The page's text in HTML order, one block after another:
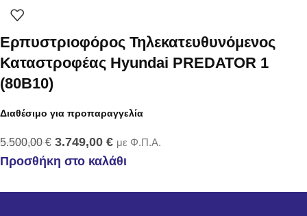
Ερπυστριοφόρος Τηλεκατευθυνόμενος
Καταστροφέας Hyundai PREDATOR 1
(80B10)
Διαθέσιμο για προπαραγγελία
5.500,00€ 3.749,00 € με Φ.Π.Α.
Προσθήκη στο καλάθι